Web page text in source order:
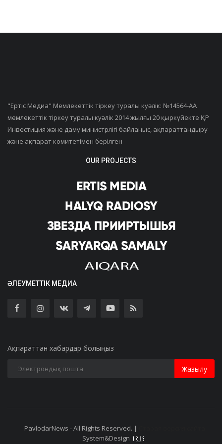
"Ертiс Медиа" Мемлекеттік тіркеу туралы куәлік: №14564-АА
мемлекеттік тіркеу туралы куәлік 2014 жылғы 20 қыркүйекте ҚР
Инвестиция және даму министрлігі байланыс, ақпараттандыру
және ақпарат комитетімен берілген
OUR PROJECTS
ӘЛЕУМЕТТІК МЕДИА
Ақпараттан хабардар болыңыз
Жазылу
PavlodarNews - All Rights Reserved. |
System&Design